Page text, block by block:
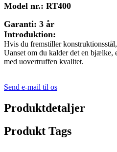
Model nr.: RT400
Garanti: 3 år
Introduktion:
Hvis du fremstiller
Uanset om du kalder det en bjælke,
med uovertruffen kvalitet.
Send e-mail til os
Produktdetaljer
Produkt Tags